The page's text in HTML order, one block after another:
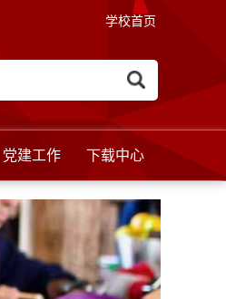
学校首页
党建工作 下载中心